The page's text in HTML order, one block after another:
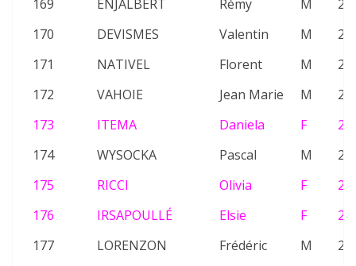
169
ENJALBERT Rémy M
170
DEVISMES Valentin M
171
NATIVEL Florent M
172
VAHOIE Jean Marie M
173
ITEMA Daniela F
174
WYSOCKA Pascal M
175
RICCI Olivia F
176
IRSAPOULLÉ Elsie F
177
LORENZON Frédéric M